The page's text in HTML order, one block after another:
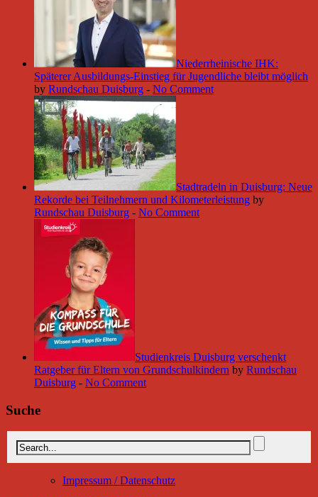
Niederrheinische IHK:
Späterer Ausbildungs-Einstieg für Jugendliche bleibt möglich
by Rundschau Duisburg - No Comment
Stadtradeln in Duisburg: Neue
Rekorde bei Teilnehmern und Kilometerleistung by
Rundschau Duisburg - No Comment
Studienkreis Duisburg verschenkt
Ratgeber für Eltern von Grundschulkindern by Rundschau
Duisburg - No Comment
Suche
Impressum / Datenschutz